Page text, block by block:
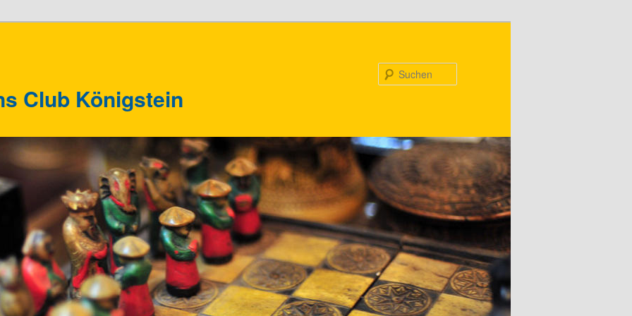
Club Königstein